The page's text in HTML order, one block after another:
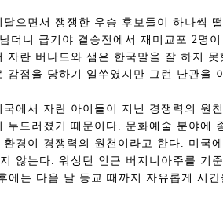
으면서 쟁쟁한 우승 후보들이 하나씩
더니 급기야 결승전에서 재미교포 2명
자란 버나드와 샘은 한국말을 잘 하지 못
감점을 당하기 일쑤였지만 그런 난관을
에서 자란 아이들이 지닌 경쟁력의 원
두드러졌기 때문이다. 문화예술 분야에
경이 경쟁력의 원천이라고 한다. 미국
않는다. 워싱턴 인근 버지니아주를 기
에는 다음 날 등교 때까지 자유롭게 시간